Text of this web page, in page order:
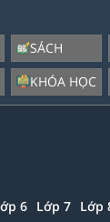
SÁCH
KHÓA HỌC
6 Lớp 7 Lớp